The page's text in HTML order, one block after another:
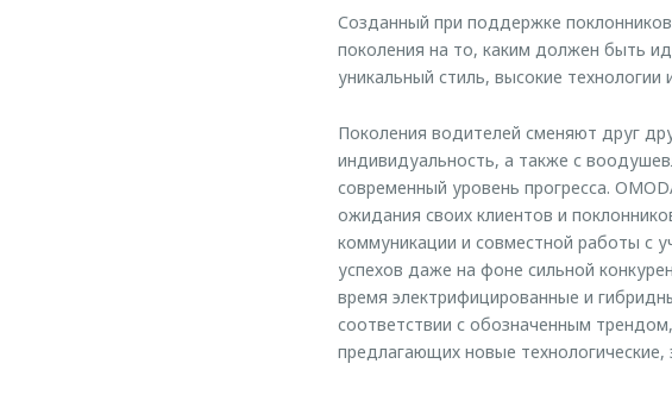
Созданный при поддержке
поколения на то, каким должен быть
уникальный стиль, высокие технологии
Поколения водителей сменяют друг
индивидуальность, а также с
современный уровень прогресса.
ожидания своих клиентов и
коммуникации и совместной работы с
успехов даже на фоне сильной
время электрифицированные и
соответствии с обозначенным
предлагающих новые технологические,